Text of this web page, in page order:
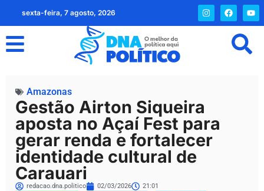
sexta-feira, 7 agosto, 2026
Amazonas
Gestão Airton Siqueira
aposta no Açaí Fest para
gerar renda e fortalecer
identidade cultural de
Carauari
redacao.dna.politico 02/03/2026 21:01